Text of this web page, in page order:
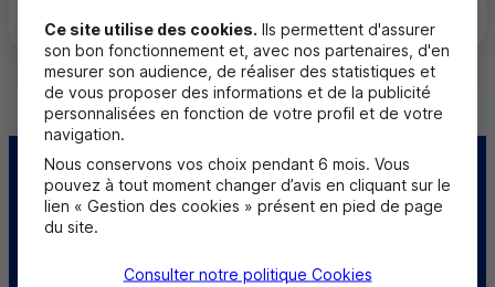
Centre d'aide Trouver une caisse
Trouver un point
Ce site utilise des cookies. Ils permettent d'assurer
son bon fonctionnement et, avec nos partenaires, d'en
mesurer son audience, de réaliser des statistiques et
de vous proposer des informations et de la publicité
personnalisées en fonction de votre profil et de votre
navigation.
Nous conservons vos choix pendant 6 mois. Vous
pouvez à tout moment changer d’avis en cliquant sur le
lien « Gestion des cookies » présent en pied de page
du site.
Consulter notre politique Cookies